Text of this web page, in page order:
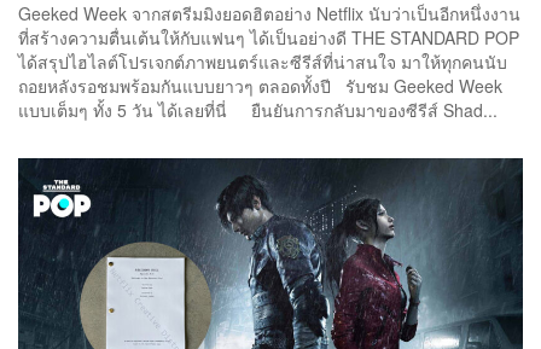
Geeked Week จากสตรีมมิงยอดฮิตอย่าง Netflix นับว่าเป็นอีกหนึ่งงาน
ที่สร้างความตื่นเต้นให้กับแฟนๆ ได้เป็นอย่างดี THE STANDARD POP
ได้สรุปไฮไลต์โปรเจกต์ภาพยนตร์และซีรีส์ที่น่าสนใจ มาให้ทุกคนนับ
ถอยหลังรอชมพร้อมกันแบบยาวๆ ตลอดทั้งปี รับชม Geeked Week
แบบเต็มๆ ทั้ง 5 วัน ได้เลยที่นี่ ยืนยันการกลับมาของซีรีส์ Shad...